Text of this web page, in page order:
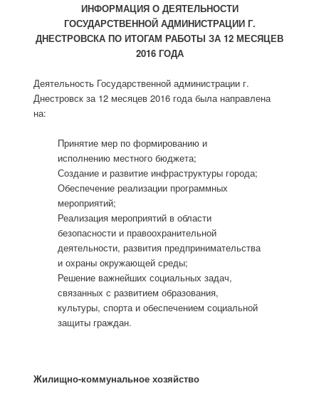
ИНФОРМАЦИЯ О ДЕЯТЕЛЬНОСТИ
ГОСУДАРСТВЕННОЙ АДМИНИСТРАЦИИ Г.
ДНЕСТРОВСКА ПО ИТОГАМ РАБОТЫ ЗА 12 МЕСЯЦЕВ
2016 ГОДА
Деятельность Государственной администрации г.
Днестровск за 12 месяцев 2016 года была направлена
на:
Принятие мер по формированию и
исполнению местного бюджета;
Создание и развитие инфраструктуры города;
Обеспечение реализации программных
мероприятий;
Реализация мероприятий в области
безопасности и правоохранительной
деятельности, развития предпринимательства
и охраны окружающей среды;
Решение важнейших социальных задач,
связанных с развитием образования,
культуры, спорта и обеспечением социальной
защиты граждан.
Жилищно-коммунальное хозяйство